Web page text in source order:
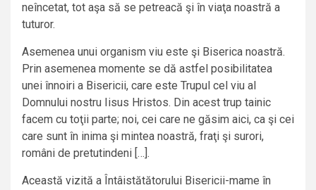
neîncetat, tot aşa să se petreacă şi în viaţa noastră a
tuturor.
Asemenea unui organism viu este şi Biserica noastră.
Prin asemenea momente se dă astfel posibilitatea
unei înnoiri a Bisericii, care este Trupul cel viu al
Domnului nostru Iisus Hristos. Din acest trup tainic
facem cu toţii parte; noi, cei care ne găsim aici, ca şi cei
care sunt în inima şi mintea noastră, fraţi şi surori,
români de pretutindeni […].
Această vizită a Întâistătătorului Bisericii-mame în